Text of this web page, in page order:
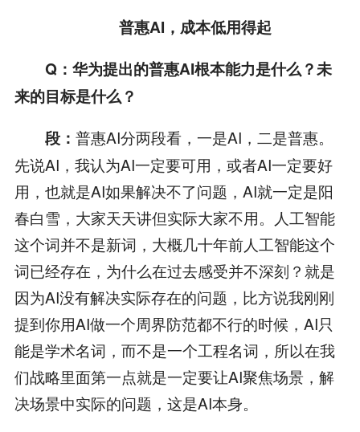
普惠AI ，成本低用得起
Q：华为提出的普惠AI根本能力是什么？未
来的目标是什么？
段： 普惠AI分两段看，一是AI，二是普惠。
先说AI，我认为AI一定要可用，或者AI一定要好
用，也就是AI如果解决不了问题，AI就一定是阳
春白雪，大家天天讲但实际大家不用。人工智能
这个词并不是新词，大概几十年前人工智能这个
词已经存在，为什么在过去感受并不深刻？就是
因为AI没有解决实际存在的问题，比方说我刚刚
提到你用AI做一个周界防范都不行的时候，AI只
能是学术名词，而不是一个工程名词，所以在我
们战略里面第一点就是一定要让AI聚焦场景，解
决场景中实际的问题，这是AI本身。